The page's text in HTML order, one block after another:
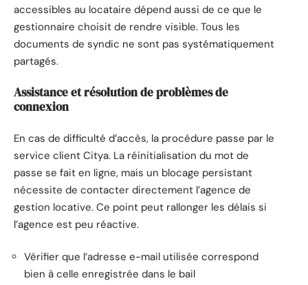
accessibles au locataire dépend aussi de ce que le
gestionnaire choisit de rendre visible. Tous les
documents de syndic ne sont pas systématiquement
partagés.
Assistance et résolution de problèmes de
connexion
En cas de difficulté d’accès, la procédure passe par le
service client Citya. La réinitialisation du mot de
passe se fait en ligne, mais un blocage persistant
nécessite de contacter directement l’agence de
gestion locative. Ce point peut rallonger les délais si
l’agence est peu réactive.
Vérifier que l’adresse e-mail utilisée correspond
bien à celle enregistrée dans le bail